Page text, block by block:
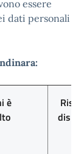
essere
dati personali
è